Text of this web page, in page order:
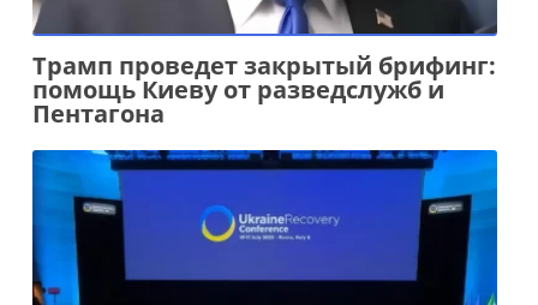
Трамп проведет закрытый брифинг:
помощь Киеву от разведслужб и
Пентагона